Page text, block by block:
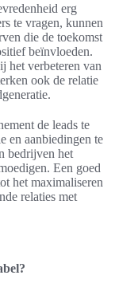
erg
te vragen, kunnen
die de toekomst
beïnvloeden.
het verbeteren van
ook de relatie
de leads te
en aanbiedingen te
bedrijven het
Een goed
het maximaliseren
relaties met